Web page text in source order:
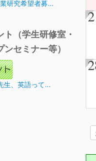
研究希望者募...
ト（学生研修室・
セミナー等）
生、英語って...